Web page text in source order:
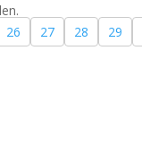
26 27 28 29